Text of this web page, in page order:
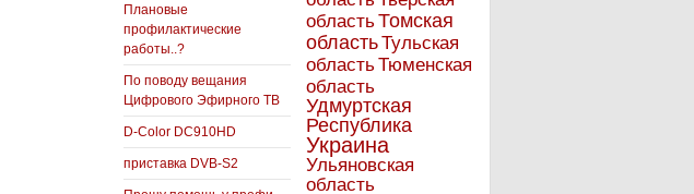
Плановые
профилактические
работы..?
По поводу вещания
Цифрового Эфирного ТВ
D-Color DC910HD
приставка DVB-S2
областьТомская
областьТульская
областьТюменская
область
Удмуртская
Республика
Украина
Ульяновская
область